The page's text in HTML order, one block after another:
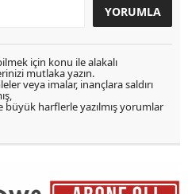
için konu ile alakalı
mutlaka yazın.
veya imalar, inançlara saldırı
harflerle yazılmış yorumlar